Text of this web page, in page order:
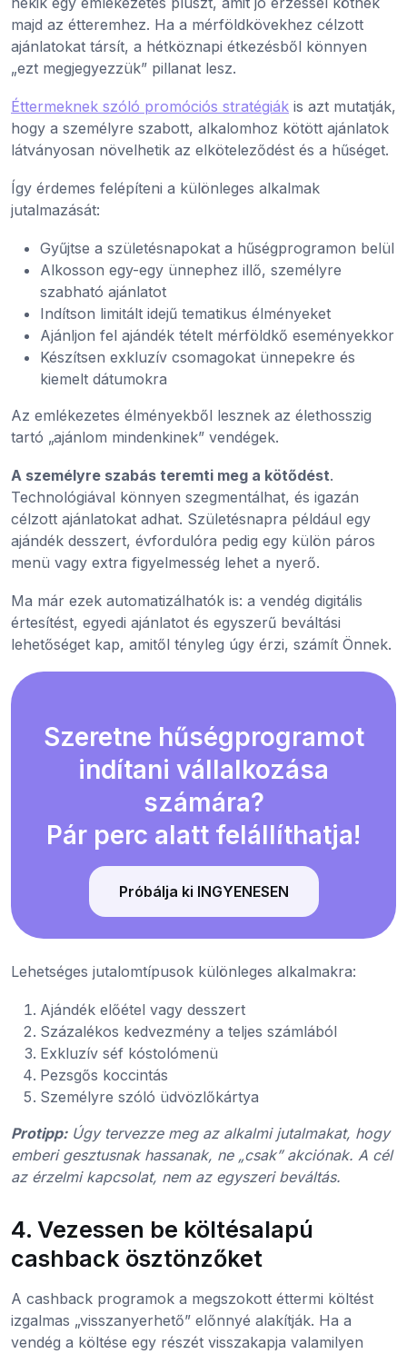
majd az étteremhez. Ha a mérföldkövekhez célzott
ajánlatokat társít, a hétköznapi étkezésből könnyen
„ezt megjegyezzük” pillanat lesz.
Éttermeknek szóló promóciós stratégiák is azt mutatják,
hogy a személyre szabott, alkalomhoz kötött ajánlatok
látványosan növelhetik az elköteleződést és a hűséget.
Így érdemes felépíteni a különleges alkalmak
jutalmazását:
Gyűjtse a születésnapokat a hűségprogramon belül
Alkosson egy-egy ünnephez illő, személyre
szabható ajánlatot
Indítson limitált idejű tematikus élményeket
Ajánljon fel ajándék tételt mérföldkő eseményekkor
Készítsen exkluzív csomagokat ünnepekre és
kiemelt dátumokra
Az emlékezetes élményekből lesznek az élethosszig
tartó „ajánlom mindenkinek” vendégek.
A személyre szabás teremti meg a kötődést.
Technológiával könnyen szegmentálhat, és igazán
célzott ajánlatokat adhat. Születésnapra például egy
ajándék desszert, évfordulóra pedig egy külön páros
menü vagy extra figyelmesség lehet a nyerő.
Ma már ezek automatizálhatók is: a vendég digitális
értesítést, egyedi ajánlatot és egyszerű beváltási
lehetőséget kap, amitől tényleg úgy érzi, számít Önnek.
Szeretne hűségprogramot
indítani vállalkozása
számára?
Pár perc alatt felállíthatja!
Próbálja ki INGYENESEN
Lehetséges jutalomtípusok különleges alkalmakra:
Ajándék előétel vagy desszert
Százalékos kedvezmény a teljes számlából
Exkluzív séf kóstolómenü
Pezsgős koccintás
Személyre szóló üdvözlőkártya
Protipp: Úgy tervezze meg az alkalmi jutalmakat, hogy
emberi gesztusnak hassanak, ne „csak” akciónak. A cél
az érzelmi kapcsolat, nem az egyszeri beváltás.
4. Vezessen be költésalapú
cashback ösztönzőket
A cashback programok a megszokott éttermi költést
izgalmas „visszanyerhető” előnnyé alakítják. Ha a
vendég a költése egy részét visszakapja valamilyen